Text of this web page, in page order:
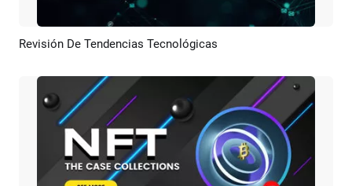
Previsualizar Crear IA
Revisión De Tendencias Tecnológicas